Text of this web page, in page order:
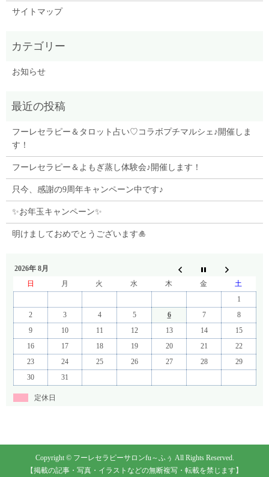
サイトマップ
お知らせ
フーレセラピー＆タロット占い♡コラボプチマルシェ♪開催しま
す！
フーレセラピー＆よもぎ蒸し体験会♪開催します！
只今、感謝の9周年キャンペーン中です♪
✨お年玉キャンペーン✨
明けましておめでとうございます🎍
2026年 8月
日
月 火 水 木 金
土
1
2
3 4 5 6 7
8
9
10 11 12 13 14
15
16
17 18 19 20 21
22
23
24 25 26 27 28
29
30
31
定休日
Copyright © フーレセラピーサロンfu～ふぅ All Rights Reserved.
【掲載の記事・写真・イラストなどの無断複写・転載を禁じます】